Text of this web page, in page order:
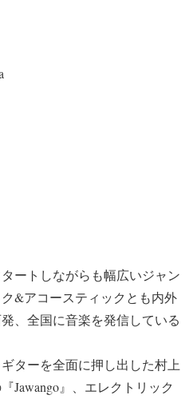
ートしながらも幅広いジャン
&アコースティックとも内外
、全国に音楽を発信している
ターを全面に押し出した村上
Jawango』、エレクトリック